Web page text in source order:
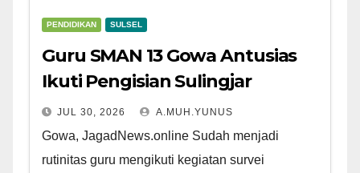
PENDIDIKAN SULSEL
Guru SMAN 13 Gowa Antusias
Ikuti Pengisian Sulingjar
JUL 30, 2026 A.MUH.YUNUS
Gowa, JagadNews.online Sudah menjadi
rutinitas guru mengikuti kegiatan survei